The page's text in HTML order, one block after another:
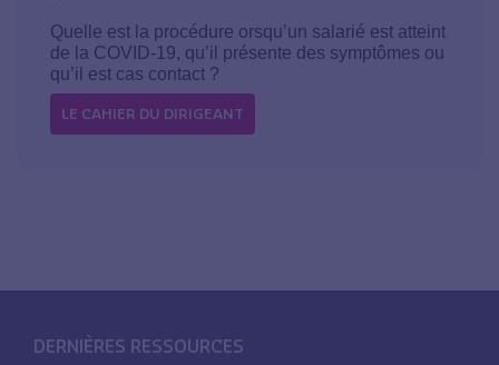
Quelle est la procédure orsqu’un salarié est atteint
de la COVID-19, qu’il présente des symptômes ou
qu’il est cas contact ?
LE CAHIER DU DIRIGEANT
DERNIÈRES RESSOURCES